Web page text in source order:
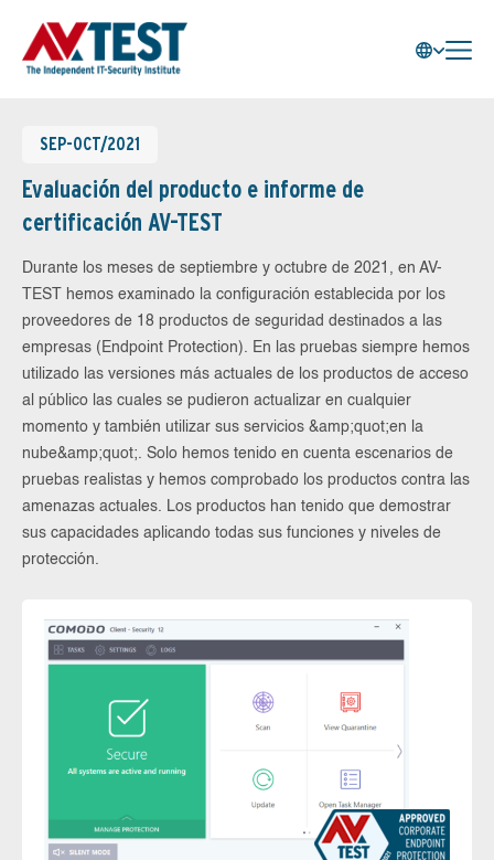
SEP-OCT/2021
Evaluación del producto e informe de
certificación AV-TEST
Durante los meses de septiembre y octubre de 2021, en AV-
TEST hemos examinado la configuración establecida por los
proveedores de 18 productos de seguridad destinados a las
empresas (Endpoint Protection). En las pruebas siempre hemos
utilizado las versiones más actuales de los productos de acceso
al público las cuales se pudieron actualizar en cualquier
momento y también utilizar sus servicios &amp;quot;en la
nube&amp;quot;. Solo hemos tenido en cuenta escenarios de
pruebas realistas y hemos comprobado los productos contra las
amenazas actuales. Los productos han tenido que demostrar
sus capacidades aplicando todas sus funciones y niveles de
protección.